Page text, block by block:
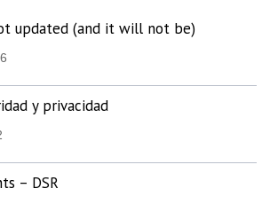
updated (and it will not be)
y privacidad
– DSR